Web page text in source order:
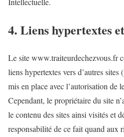
4. Liens hypertextes
Le site www.traiteurdechezvous.fr
liens hypertextes vers d’autres
mis en place avec l’autorisation de
Cependant, le propriétaire du site
le contenu des sites ainsi visités et
responsabilité de ce fait quand aux